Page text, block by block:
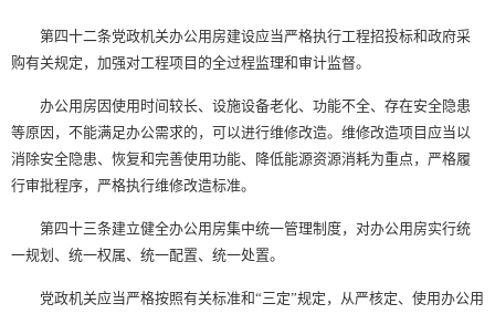
第四十二条党政机关办公用房建设应当严格执行工程招投标和政府采
购有关规定，加强对工程项目的全过程监理和审计监督。
办公用房因使用时间较长、设施设备老化、功能不全、存在安全隐患
等原因，不能满足办公需求的，可以进行维修改造。维修改造项目应当以
消除安全隐患、恢复和完善使用功能、降低能源资源消耗为重点，严格履
行审批程序，严格执行维修改造标准。
第四十三条建立健全办公用房集中统一管理制度，对办公用房实行统
一规划、统一权属、统一配置、统一处置。
党政机关应当严格按照有关标准和“三定”规定，从严核定、使用办公用